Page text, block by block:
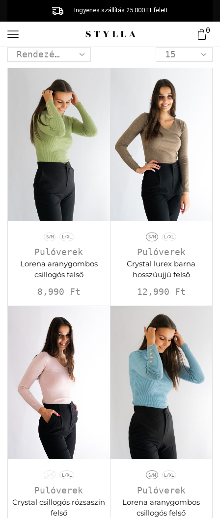
Ingyenes szállítás 25 000 Ft felett
0
S/M L/XL
Pulóverek
Lorena aranygombos
csillogós felső
8,990 Ft
S/M L/XL
Pulóverek
Crystal lurex barna
hosszúujjú felső
12,990 Ft
S/M L/XL
Pulóverek
Crystal csillogós rózsaszín
felső
S/M L/XL
Pulóverek
Lorena aranygombos
csillogós felső